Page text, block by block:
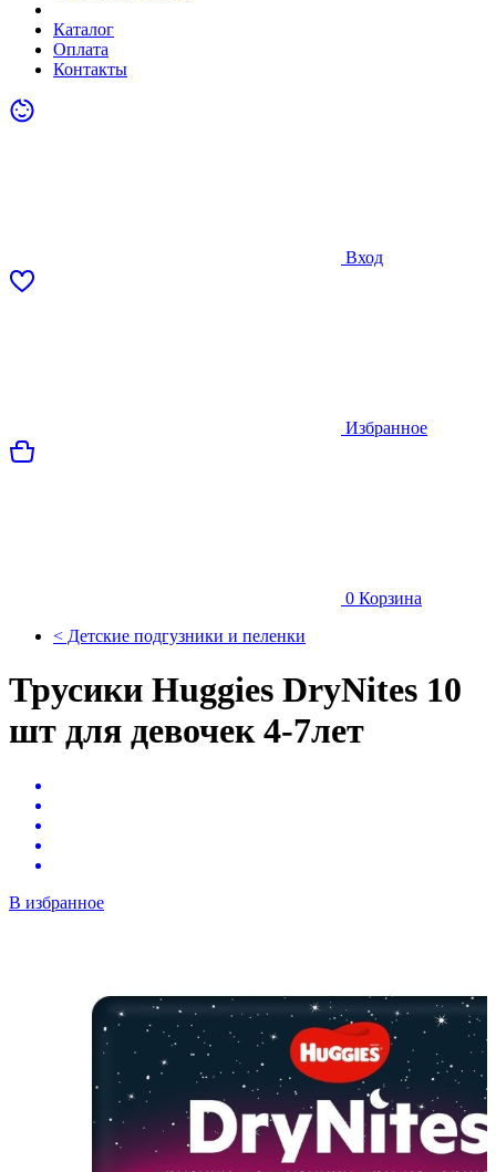
Каталог
Оплата
Контакты
Вход
Избранное
0 Корзина
< Детские подгузники и пеленки
Трусики Huggies DryNites 10
шт для девочек 4-7лет
В избранное